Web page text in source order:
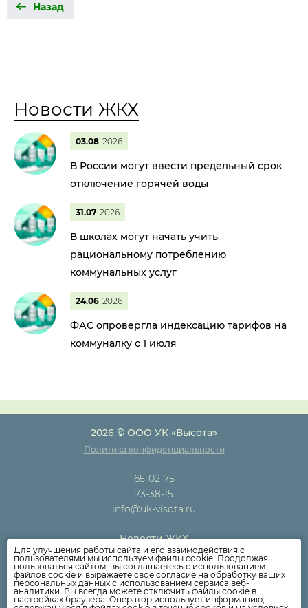
Назад
Новости ЖКХ
03.08 2026
В России могут ввести предельный срок
отключение горячей воды
31.07 2026
В школах могут начать учить
рациональному потреблению
коммунальных услуг
24.06 2026
ФАС опровергла индексацию тарифов на
коммуналку с 1 июля
2026 © ООО УК «Высота»
Политика конфиденциальности
65-02-75
73-38-15
info@uk-visota.ru
Новости ЖКХ
Новости компании
Как оплатить
Дома
Раскрытие информации
Для улучшения работы сайта и его взаимодействия с
пользователями мы используем файлы cookie. Продолжая
пользоваться сайтом, вы соглашаетесь с использованием
файлов cookie и выражаете своё согласие на обработку ваших
персональных данных с использованием сервиса веб-
аналитики. Вы всегда можете отключить файлы cookie в
настройках браузера. Оператор использует информацию,